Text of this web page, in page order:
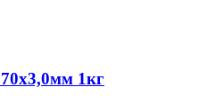
1кг